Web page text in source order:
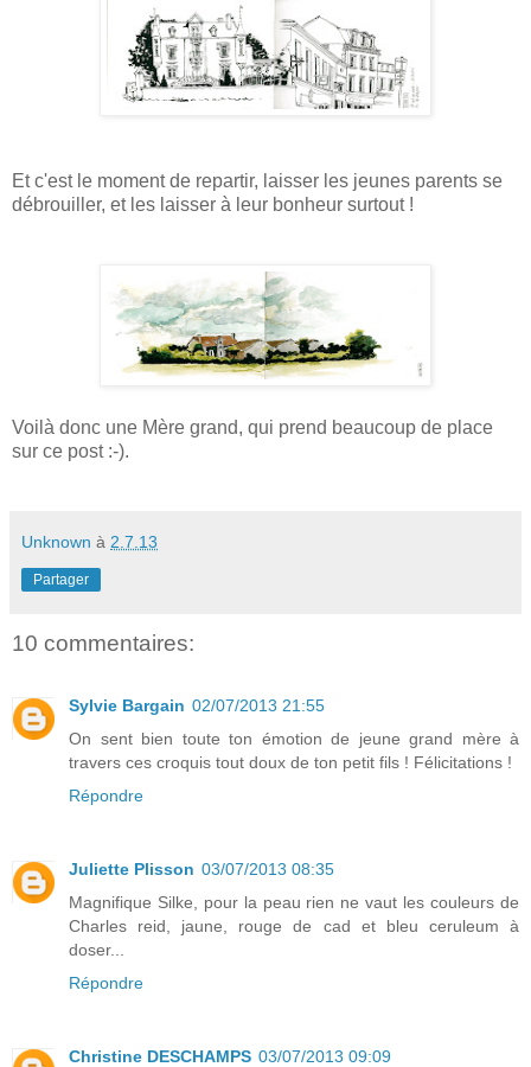
Et c'est le moment de repartir, laisser les jeunes parents se
débrouiller, et les laisser à leur bonheur surtout !
Voilà donc une Mère grand, qui prend beaucoup de place
sur ce post :-).
Unknown à 2.7.13
Partager
10 commentaires:
Sylvie Bargain 02/07/2013 21:55
On sent bien toute ton émotion de jeune grand mère à
travers ces croquis tout doux de ton petit fils ! Félicitations !
Répondre
Juliette Plisson 03/07/2013 08:35
Magnifique Silke, pour la peau rien ne vaut les couleurs de
Charles reid, jaune, rouge de cad et bleu ceruleum à
doser...
Répondre
Christine DESCHAMPS 03/07/2013 09:09